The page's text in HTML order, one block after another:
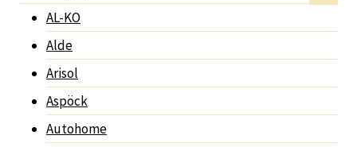
AL-KO
Alde
Arisol
Aspöck
Autohome